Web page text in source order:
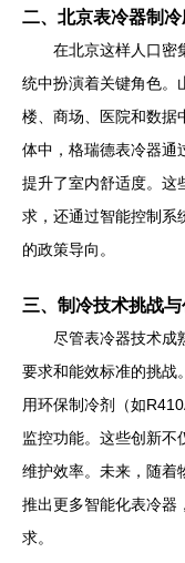
二、北京表冷器制
在北京这样人口密
统中扮演着关键角色。
楼、商场、医院和数据
体中，格瑞德表冷器通
提升了室内舒适度。这
求，还通过智能控制系
的政策导向。
三、制冷技术挑战
尽管表冷器技术成
要求和能效标准的挑战
用环保制冷剂（如
监控功能。这些创新不
维护效率。未来，随着
推出更多智能化表冷器
求。